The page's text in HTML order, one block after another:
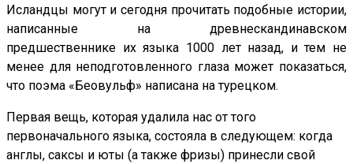
Исландцы могут и сегодня прочитать подобные истории,
написанные на древнескандинавском
предшественнике их языка 1000 лет назад, и тем не
менее для неподготовленного глаза может показаться,
что поэма «Беовульф» написана на турецком.
Первая вещь, которая удалила нас от того
первоначального языка, состояла в следующем: когда
англы, саксы и юты (а также фризы) принесли свой